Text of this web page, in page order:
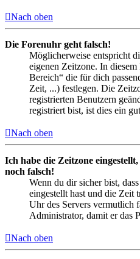
Nach oben
Die Forenuhr geht falsch!
Möglicherweise entspricht
eigenen Zeitzone. In
Bereich“ die für dich
Zeit, ...) festlegen. Die
registrierten Benutzern
registriert bist, ist dies ein
Nach oben
Ich habe die Zeitzone
noch falsch!
Wenn du dir sicher bist,
eingestellt hast und die Zeit
Uhr des Servers vermutlich
Administrator, damit er das
Nach oben